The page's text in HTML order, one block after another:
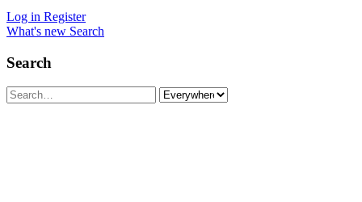
Log in Register
What's new Search
Search